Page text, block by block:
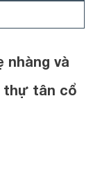
nhàng và
thự tân cổ